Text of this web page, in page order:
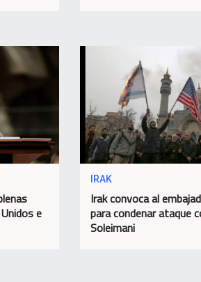
e
IRAK
Irak convoca al
para condenar ataque
Soleimani